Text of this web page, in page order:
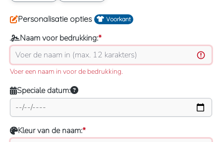
Personalisatie opties Voorkant
Naam voor bedrukking:*
Voer een naam in voor de bedrukking.
Speciale datum:
Kleur van de naam:*